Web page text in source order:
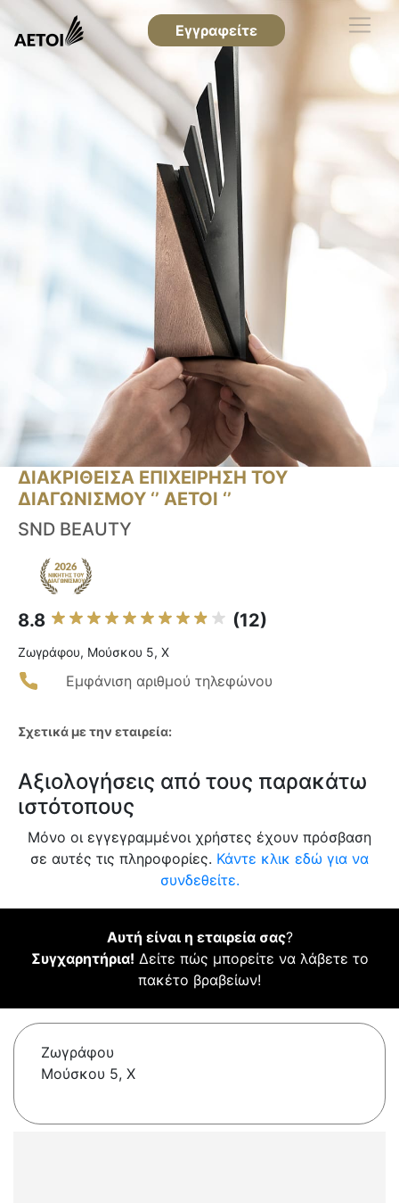
Εγγραφείτε
ΔΙΑΚΡΙΘΕΙΣΑ ΕΠΙΧΕΙΡΗΣΗ ΤΟΥ
ΔΙΑΓΩΝΙΣΜΟΥ ‘’ ΑΕΤΟΙ ‘’
SND BEAUTY
8.8 (12)
Ζωγράφου, Μούσκου 5, Χ
Εμφάνιση αριθμού τηλεφώνου
Σχετικά με την εταιρεία:
Αξιολογήσεις από τους παρακάτω
ιστότοπους
Μόνο οι εγγεγραμμένοι χρήστες έχουν πρόσβαση
σε αυτές τις πληροφορίες. Κάντε κλικ εδώ για να
συνδεθείτε.
Αυτή είναι η εταιρεία σας?
Συγχαρητήρια! Δείτε πώς μπορείτε να λάβετε το
πακέτο βραβείων!
Ζωγράφου
Μούσκου 5, Χ